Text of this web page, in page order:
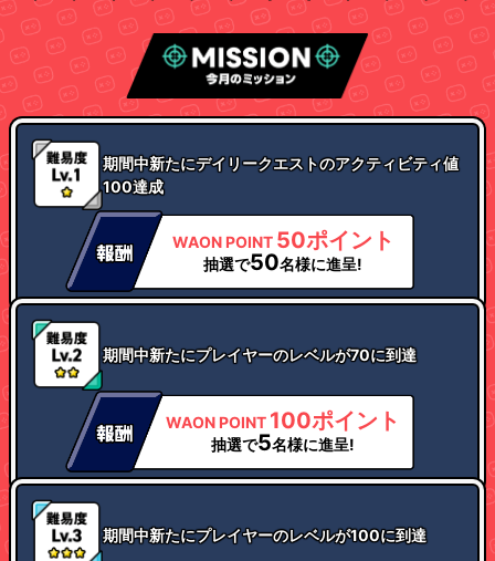
期間中新たにデイリークエストのアクティビティ値
100達成
WAON POINT 50ポイント
抽選で50名様に進呈!
期間中新たにプレイヤーのレベルが70に到達
WAON POINT 100ポイント
抽選で5名様に進呈!
期間中新たにプレイヤーのレベルが100に到達